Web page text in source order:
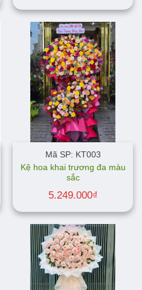
Mã SP: KT003
Kệ hoa khai trương đa màu
sắc
5.249.000₫